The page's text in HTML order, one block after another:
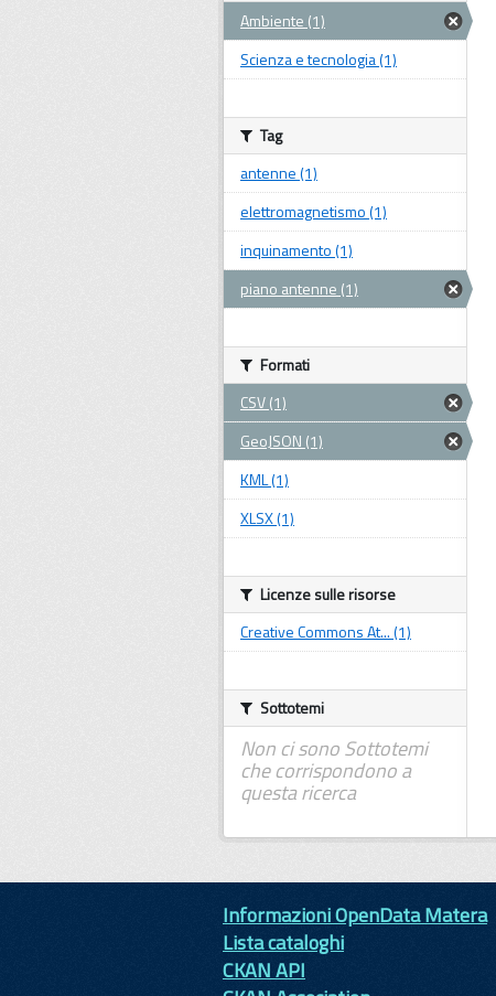
Ambiente (1)
Scienza e tecnologia (1)
Tag
antenne (1)
elettromagnetismo (1)
inquinamento (1)
piano antenne (1)
Formati
CSV (1)
GeoJSON (1)
KML (1)
XLSX (1)
Licenze sulle risorse
Creative Commons At... (1)
Sottotemi
Non ci sono Sottotemi
che corrispondono a
questa ricerca
Informazioni OpenData Matera
Lista cataloghi
CKAN API